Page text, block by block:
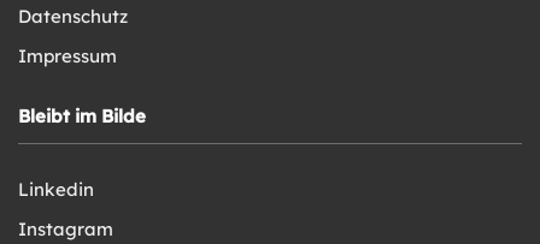
Datenschutz
Impressum
Bleibt im Bilde
Linkedin
Instagram